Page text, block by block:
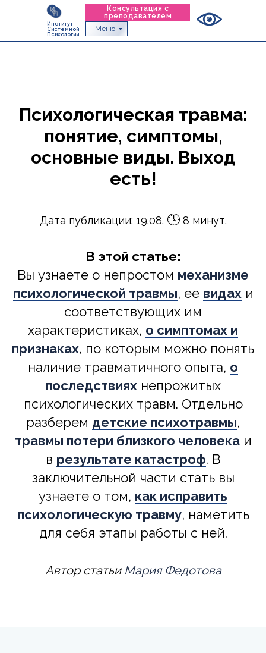
Институт
Системной
Психологии
Консультация с
преподавателем
Меню
Психологическая травма:
понятие, симптомы,
основные виды. Выход
есть!
Дата публикации: 19.08. 🕓8 минут.
В этой статье:
Вы узнаете о непростом механизме
психологической травмы, ее видахи
соответствующих им
характеристиках, о симптомах и
признаках, по которым можно понять
наличие травматичного опыта, о
последствиях непрожитых
психологических травм. Отдельно
разберем детские психотравмы,
травмы потери близкого человекаи
в результате катастроф. В
заключительной части стать вы
узнаете о том, как исправить
психологическую травму, наметить
для себя этапы работы с ней.
Автор статьи Мария Федотова